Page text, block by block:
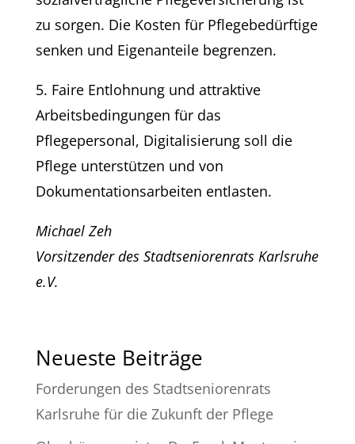
zu sorgen. Die Kosten für Pflegebedürftige
senken und Eigenanteile begrenzen.
5. Faire Entlohnung und attraktive
Arbeitsbedingungen für das
Pflegepersonal, Digitalisierung soll die
Pflege unterstützen und von
Dokumentationsarbeiten entlasten.
Michael Zeh
Vorsitzender des Stadtseniorenrats Karlsruhe
e.V.
Neueste Beiträge
Forderungen des Stadtseniorenrats
Karlsruhe für die Zukunft der Pflege